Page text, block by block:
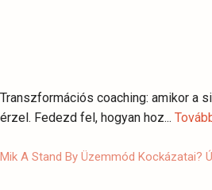
Transzformációs coaching: amikor a
érzel. Fedezd fel, hogyan hoz...
Mik A Stand By Üzemmód Kockázatai?